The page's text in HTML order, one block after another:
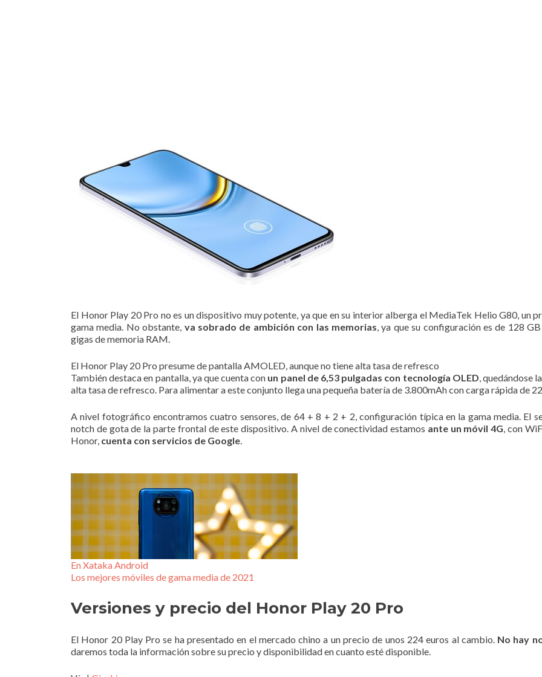
El Honor Play 20 Pro no es un dispositivo muy potente, ya que en su interior alberga el MediaTek Helio G80, un
gama media. No obstante, va sobrado de ambición con las memorias, ya que su configuración es de 128
gigas de memoria RAM.
El Honor Play 20 Pro presume de pantalla AMOLED, aunque no tiene alta tasa de refresco
También destaca en pantalla, ya que cuenta con un panel de 6,53 pulgadas con tecnología OLED, quedándose
alta tasa de refresco. Para alimentar a este conjunto llega una pequeña batería de 3.800mAh con carga rápida de
A nivel fotográfico encontramos cuatro sensores, de 64 + 8 + 2 + 2, configuración típica en la gama media. El
notch de gota de la parte frontal de este dispositivo. A nivel de conectividad estamos ante un móvil 4G, con
Honor, cuenta con servicios de Google.
En Xataka Android
Los mejores móviles de gama media de 2021
Versiones y precio del Honor Play 20 Pro
El Honor 20 Play Pro se ha presentado en el mercado chino a un precio de unos 224 euros al cambio. No hay
daremos toda la información sobre su precio y disponibilidad en cuanto esté disponible.